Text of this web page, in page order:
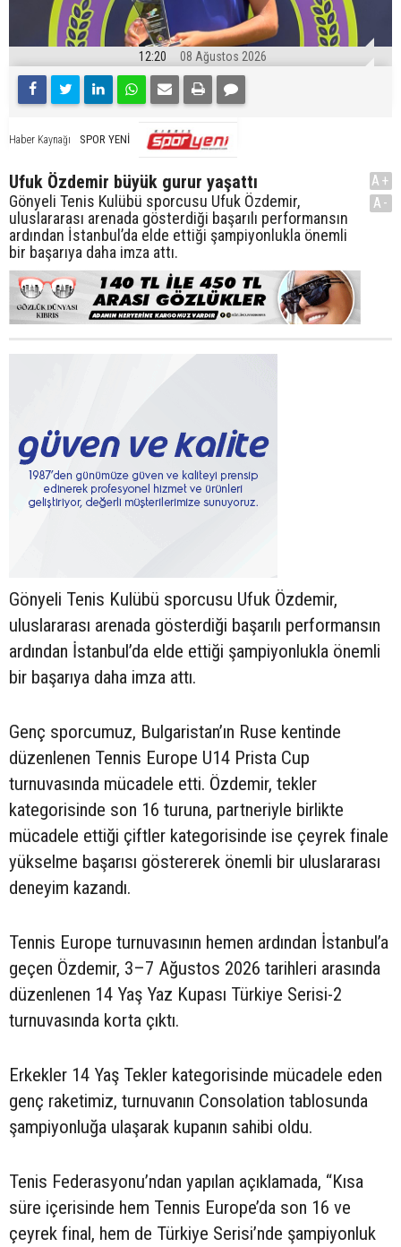
12:20 08 Ağustos 2026
Haber Kaynağı SPOR YENİ
Ufuk Özdemir büyük gurur yaşattı
Gönyeli Tenis Kulübü sporcusu Ufuk Özdemir,
uluslararası arenada gösterdiği başarılı performansın
ardından İstanbul’da elde ettiği şampiyonlukla önemli
bir başarıya daha imza attı.
A+
A-
Gönyeli Tenis Kulübü sporcusu Ufuk Özdemir,
uluslararası arenada gösterdiği başarılı performansın
ardından İstanbul’da elde ettiği şampiyonlukla önemli
bir başarıya daha imza attı.
Genç sporcumuz, Bulgaristan’ın Ruse kentinde
düzenlenen Tennis Europe U14 Prista Cup
turnuvasında mücadele etti. Özdemir, tekler
kategorisinde son 16 turuna, partneriyle birlikte
mücadele ettiği çiftler kategorisinde ise çeyrek finale
yükselme başarısı göstererek önemli bir uluslararası
deneyim kazandı.
Tennis Europe turnuvasının hemen ardından İstanbul’a
geçen Özdemir, 3–7 Ağustos 2026 tarihleri arasında
düzenlenen 14 Yaş Yaz Kupası Türkiye Serisi-2
turnuvasında korta çıktı.
Erkekler 14 Yaş Tekler kategorisinde mücadele eden
genç raketimiz, turnuvanın Consolation tablosunda
şampiyonluğa ulaşarak kupanın sahibi oldu.
Tenis Federasyonu’ndan yapılan açıklamada, “Kısa
süre içerisinde hem Tennis Europe’da son 16 ve
çeyrek final, hem de Türkiye Serisi’nde şampiyonluk